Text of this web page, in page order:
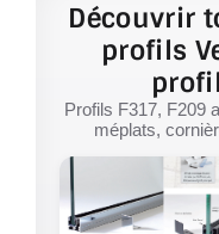
Découvrir
profils
Profils F317, F209
méplats,